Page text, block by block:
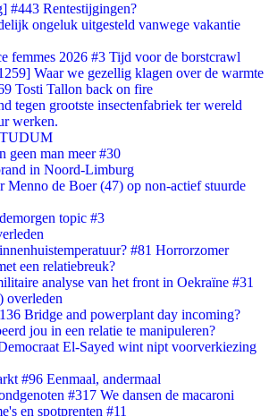
#443 Rentestijgingen?
ongeluk uitgesteld vanwege vakantie
femmes 2026 #3 Tijd voor de borstcrawl
Waar we gezellig klagen over de warmte
Tosti Tallon back on fire
tegen grootste insectenfabriek ter wereld
werken.
geen man meer #30
in Noord-Limburg
Menno de Boer (47) op non-actief stuurde
topic #3
#81 Horrorzomer
een relatiebreuk?
analyse van het front in Oekraïne #31
overleden
Bridge and powerplant day incoming?
jou in een relatie te manipuleren?
El-Sayed wint nipt voorverkiezing
#96 Eenmaal, andermaal
#317 We dansen de macaroni
en spotprenten #11